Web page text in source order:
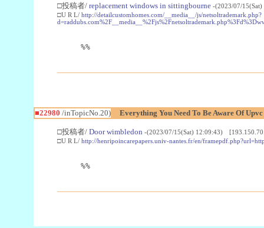
□投稿者/ replacement windows in sittingbourne -(2023/07/
□U R L/ http://detailcustomhomes.com/__media__/js/netsoltrademark.php?
%%
■22980 /inTopicNo.20) Everything You Need To Be Aware Of
□投稿者/ Door wimbledon -(2023/07/15(Sat) 12:09:43)
□U R L/ http://henripoincarepapers.univ-nantes.fr/en/
%%